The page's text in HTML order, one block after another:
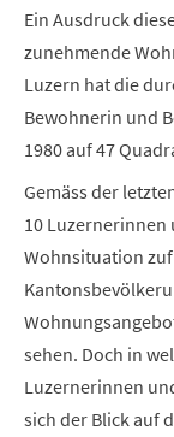
Ein Ausdruck
zunehmende
Luzern hat die
Bewohnerin und
1980 auf 47
Gemäss der
10 Luzernerinnen
Wohnsituation
sehen. Doch in
Luzernerinnen
sich der Blick auf